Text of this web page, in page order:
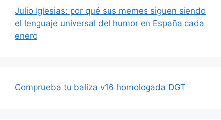
Julio Iglesias: por qué sus memes siguen siendo
el lenguaje universal del humor en España cada
enero
Comprueba tu baliza v16 homologada DGT